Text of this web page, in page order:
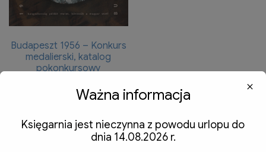
Budapeszt 1956 – Konkurs
medalierski, katalog
pokonkursowy
Dodaj do koszyka
Ważna informacja
Księgarnia jest nieczynna z powodu urlopu do
dnia 14.08.2026 r.